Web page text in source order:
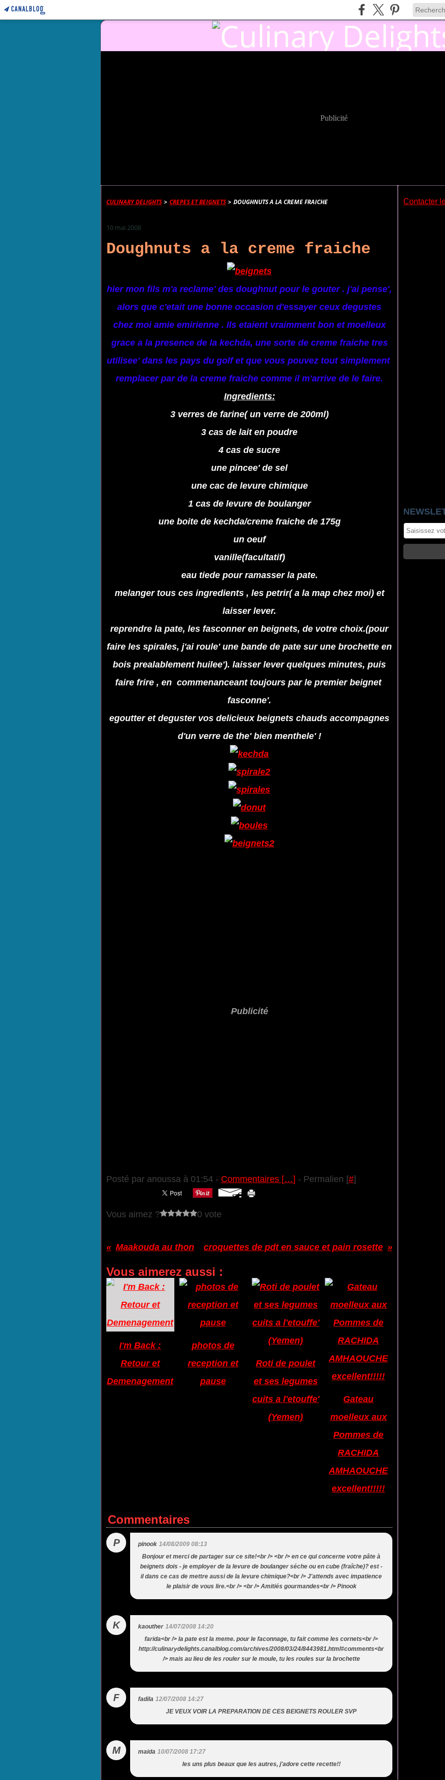
Publicité
CULINARY DELIGHTS > CREPES ET BEIGNETS > DOUGHNUTS A LA CREME FRAICHE
10 mai 2008
Doughnuts a la creme fraiche
hier mon fils m'a reclame' des doughnut pour le gouter . j'ai pense',
alors que c'etait une bonne occasion d'essayer ceux degustes
chez moi amie emirienne . Ils etaient vraimment bon et moelleux
grace a la presence de la kechda, une sorte de creme fraiche tres
utilisee' dans les pays du golf et que vous pouvez tout simplement
remplacer par de la creme fraiche comme il m'arrive de le faire.
Ingredients:
3 verres de farine( un verre de 200ml)
3 cas de lait en poudre
4 cas de sucre
une pincee' de sel
une cac de levure chimique
1 cas de levure de boulanger
une boite de kechda/creme fraiche de 175g
un oeuf
vanille(facultatif)
eau tiede pour ramasser la pate.
melanger tous ces ingredients , les petrir( a la map chez moi) et
laisser lever.
reprendre la pate, les fasconner en beignets, de votre choix.(pour
faire les spirales, j'ai roule' une bande de pate sur une brochette en
bois prealablement huilee'). laisser lever quelques minutes, puis
faire frire , en commenanceant toujours par le premier beignet
fasconne'.
egoutter et deguster vos delicieux beignets chauds accompagnes
d'un verre de the' bien menthele' !
Publicité
Posté par anoussa à 01:54 - Commentaires […] - Permalien [#]
Vous aimez ? 0 vote
Maakouda au thon croquettes de pdt en sauce et pain rosette
Vous aimerez aussi :
I'm Back :
Retour et
Demenagement
photos de
reception et
pause
Roti de poulet
et ses legumes
cuits a l'etouffe'
(Yemen)
Gateau
moelleux aux
Pommes de
RACHIDA
AMHAOUCHE
excellent!!!!!
Commentaires
P pinook 14/08/2009 08:13
Bonjour et merci de partager sur ce site!<br /> <br /> en ce qui concerne votre pâte à
beignets dois - je employer de la levure de boulanger séche ou en cube (fraîche)? est -
il dans ce cas de mettre aussi de la levure chimique?<br /> J'attends avec impatience
le plaisir de vous lire.<br /> <br /> Amitiés gourmandes<br /> Pinook
K kaouther 14/07/2008 14:20
farida<br /> la pate est la meme. pour le faconnage, tu fait comme les cornets<br />
http://culinarydelights.canalblog.com/archives/2008/03/24/8443981.html#comments<br
/> mais au lieu de les rouler sur le moule, tu les roules sur la brochette
F fadila 12/07/2008 14:27
JE VEUX VOIR LA PREPARATION DE CES BEIGNETS ROULER SVP
M maida 10/07/2008 17:27
les uns plus beaux que les autres, j'adore cette recette!!
Contacter